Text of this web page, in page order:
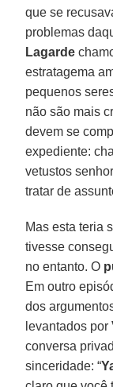
que se
problemas
Lagarde
estratagema
pequenos
não são mais
devem se
expediente:
vetustos
tratar de
Mas esta teria
tivesse
no entanto. O
Em outro
dos
levantados por
conversa
sinceridade: “